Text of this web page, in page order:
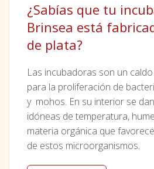
¿Sabías que tu
Brinsea está
de plata?
Las incubadoras son un
para la proliferación de
y mohos. En su interior se
idóneas de temperatura,
materia orgánica que
de estos microorganismos.